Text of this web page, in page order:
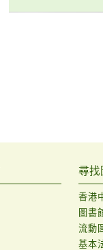
尋找
香港
圖書
流動
基本